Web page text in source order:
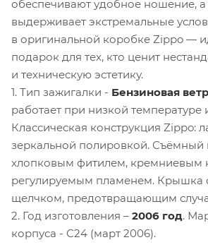
обеспечивают удобное ношение,
выдерживает экстремальные
в оригинальной коробке Zippo —
подарок для тех, кто ценит
и техническую эстетику.
1. Тип зажигалки - Бензиновая
работает при низкой температуре
Классическая конструкция Zippo:
зеркальной полировкой. Съёмный
хлопковым фитилем, кремниевым
регулируемым пламенем.
щелчком, предотвращающим
2. Год изготовления – 2006 год.
корпуса - С24 (март 2006).